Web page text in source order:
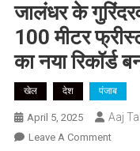
जालंधर के
100 मीटर
का नया रिकॉर्ड
खेल देश पंजाब
April 5, 2025 Aaj
Leave A CommentOn